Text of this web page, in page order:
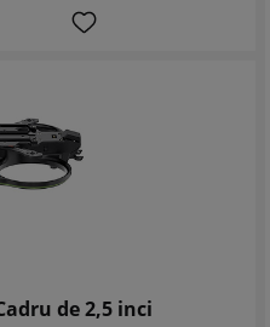
de 2,5 inci